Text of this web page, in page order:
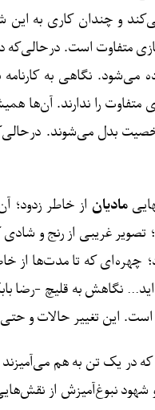
و چندان کاری به این
متفاوت است.
می‌شود. نگاهی به
متفاوت را ندارند.
بدل می‌شوند.
مادیان از خاطر زدود؛
غریبی از رنج و
چهره‌ای که تا مدت‌ها از
نگاهش به قلیچ -
است. این تغییر حالات و
یک تن به هم می‌آمیزند
نبوغ‌آمیزش از